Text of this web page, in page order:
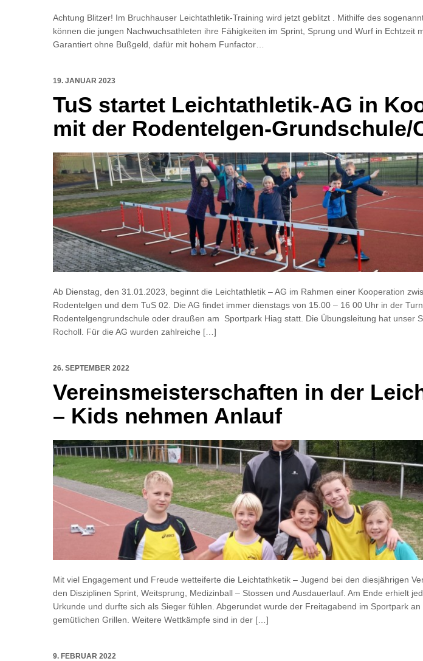
Achtung Blitzer! Im Bruchhauser Leichtathletik-Training wird jetzt geblitzt . Mithilfe des
können die jungen Nachwuchsathleten ihre Fähigkeiten im Sprint, Sprung und Wurf in Echtzeit
Garantiert ohne Bußgeld, dafür mit hohem Funfactor…
19. JANUAR 2023
TuS startet Leichtathletik-AG in
mit der Rodentelgen-Grundschule/
Ab Dienstag, den 31.01.2023, beginnt die Leichtathletik – AG im Rahmen einer Kooperation
Rodentelgen und dem TuS 02. Die AG findet immer dienstags von 15.00 – 16 00 Uhr in der
Rodentelgengrundschule oder draußen am Sportpark Hiag statt. Die Übungsleitung hat unser
Rocholl. Für die AG wurden zahlreiche […]
26. SEPTEMBER 2022
Vereinsmeisterschaften in der
– Kids nehmen Anlauf
Mit viel Engagement und Freude wetteiferte die Leichtathketik – Jugend bei den diesjährigen
den Disziplinen Sprint, Weitsprung, Medizinball – Stossen und Ausdauerlauf. Am Ende erhielt
Urkunde und durfte sich als Sieger fühlen. Abgerundet wurde der Freitagabend im Sportpark
gemütlichen Grillen. Weitere Wettkämpfe sind in der […]
9. FEBRUAR 2022